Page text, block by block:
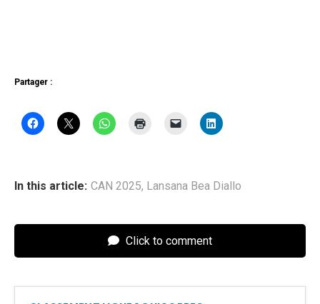
Partager :
In this article: CAN 2025, Lansana Bea Diallo
Click to comment